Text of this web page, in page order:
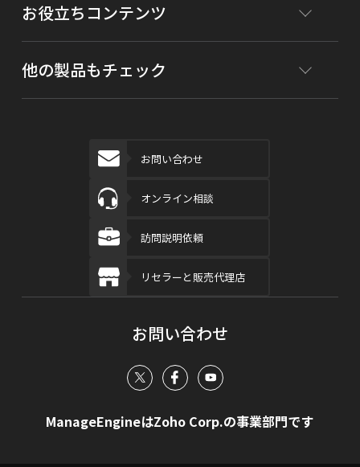
お役立ちコンテンツ
他の製品もチェック
お問い合わせ
オンライン相談
訪問説明依頼
リセラーと販売代理店
お問い合わせ
ManageEngineはZoho Corp.の事業部門です